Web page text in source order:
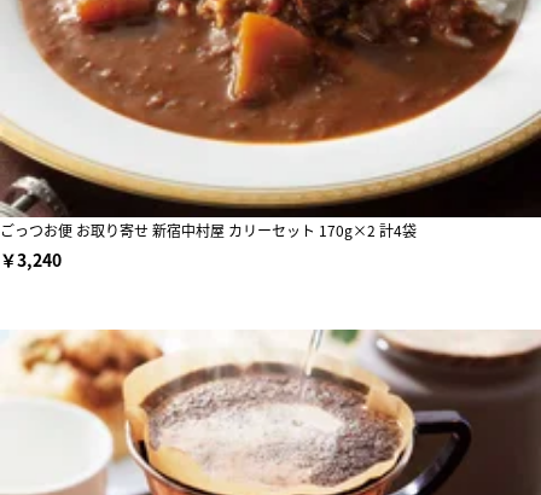
ごっつお便 お取り寄せ 新宿中村屋 カリーセット 170g×2 計4袋
￥3,240